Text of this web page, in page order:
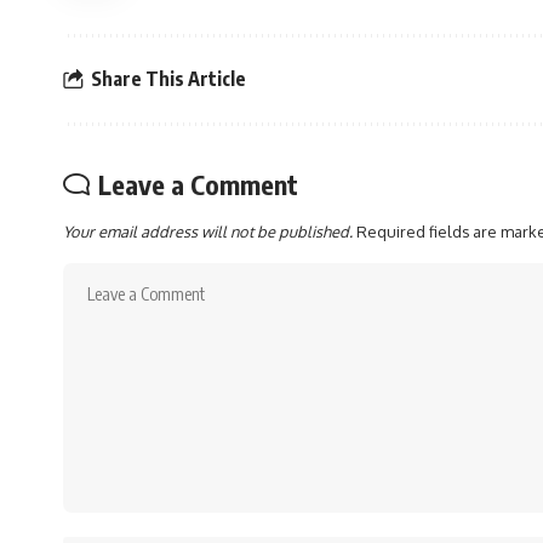
Share This Article
Leave a Comment
Your email address will not be published.Required fields are